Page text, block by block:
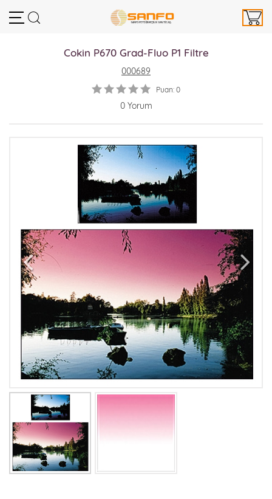
Cokin P670 Grad-Fluo P1 Filtre
000689
Puan: 0
0 Yorum